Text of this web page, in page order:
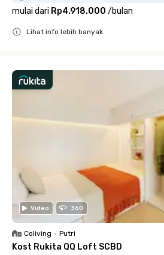
mulai dari Rp4.918.000 /bulan
Lihat info lebih banyak
Video 360
Coliving • Putri
Kost Rukita QQ Loft SCBD